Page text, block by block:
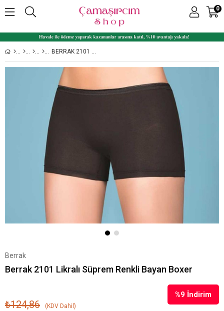
0
BERRAK 2101 LIKRALI SÜPREM RENKLI BAYAN BOXER
Berrak
Berrak 2101 Likralı Süprem Renkli Bayan Boxer
%9 İndirim
₺124,86 (KDV Dahil)